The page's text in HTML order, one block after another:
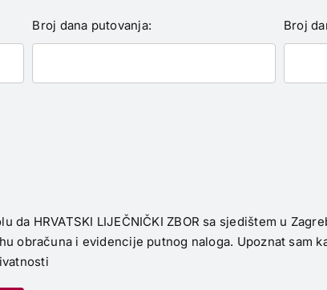
Broj dana putovanja: Broj
HRVATSKI LIJEČNIČKI ZBOR sa sjedištem u
obračuna i evidencije putnog naloga. Upoznat